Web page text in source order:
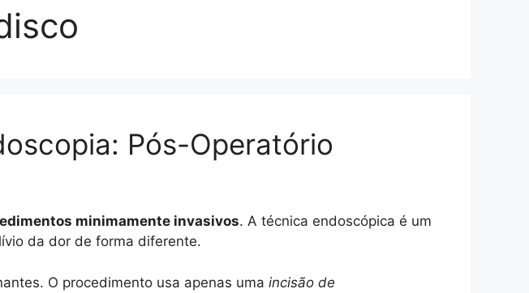
Pós-Operatório
minimamente invasivos. A técnica endoscópica é um
da dor de forma diferente.
O procedimento usa apenas uma incisão de